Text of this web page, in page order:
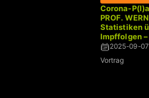
Corona-
PROF.
Statistiken
Impffolgen
Verhältnis
2025-09-07
Vortrag